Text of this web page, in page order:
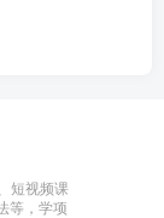
短视频课
等，学项